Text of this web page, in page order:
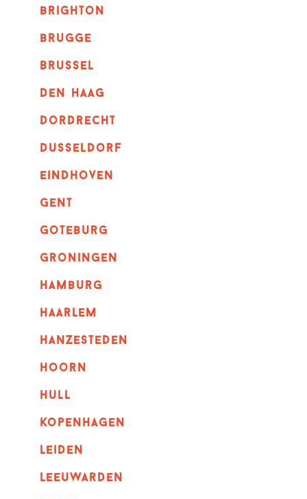
brighton
brugge
Brussel
Den haag
dordrecht
dusseldorf
eindhoven
GENT
goteburg
groningen
hamburg
haarlem
hanzesteden
hoorn
hull
kopenhagen
leiden
leeuwarden